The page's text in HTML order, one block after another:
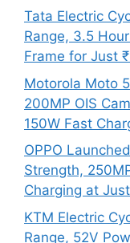
Tata Electric
Range, 3.5
Frame for Just
Motorola Moto
200MP OIS
150W Fast
OPPO
Strength,
Charging at
KTM Electric
Range, 52V